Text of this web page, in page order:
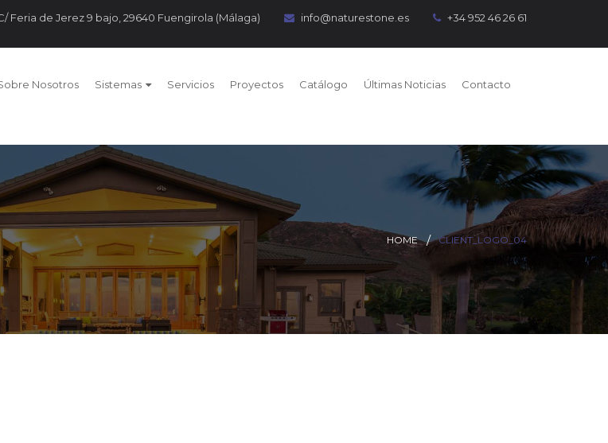
Feria de Jerez 9 bajo, 29640 Fuengirola (Málaga) info@naturestone.es +34 952 46 26 61
Nosotros Sistemas Servicios Proyectos Catálogo Últimas Noticias Contacto
HOME CLIENT_LOGO_04